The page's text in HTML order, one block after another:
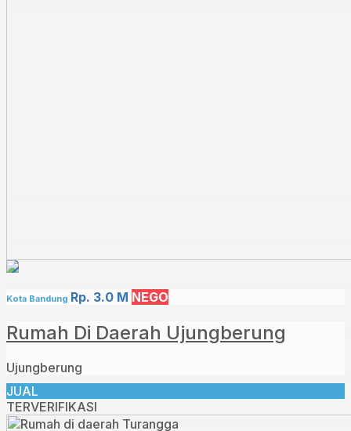
Kota Bandung Rp. 3.0 M NEGO
Rumah Di Daerah Ujungberung
Ujungberung
JUAL
TERVERIFIKASI